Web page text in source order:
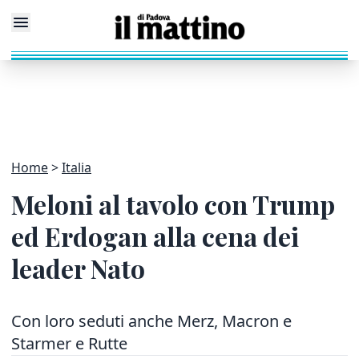
Home Italia
Meloni al tavolo con Trump
ed Erdogan alla cena dei
leader Nato
Con loro seduti anche Merz, Macron e
Starmer e Rutte